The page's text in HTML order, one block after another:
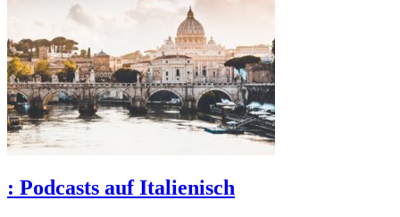
: Podcasts auf Italienisch